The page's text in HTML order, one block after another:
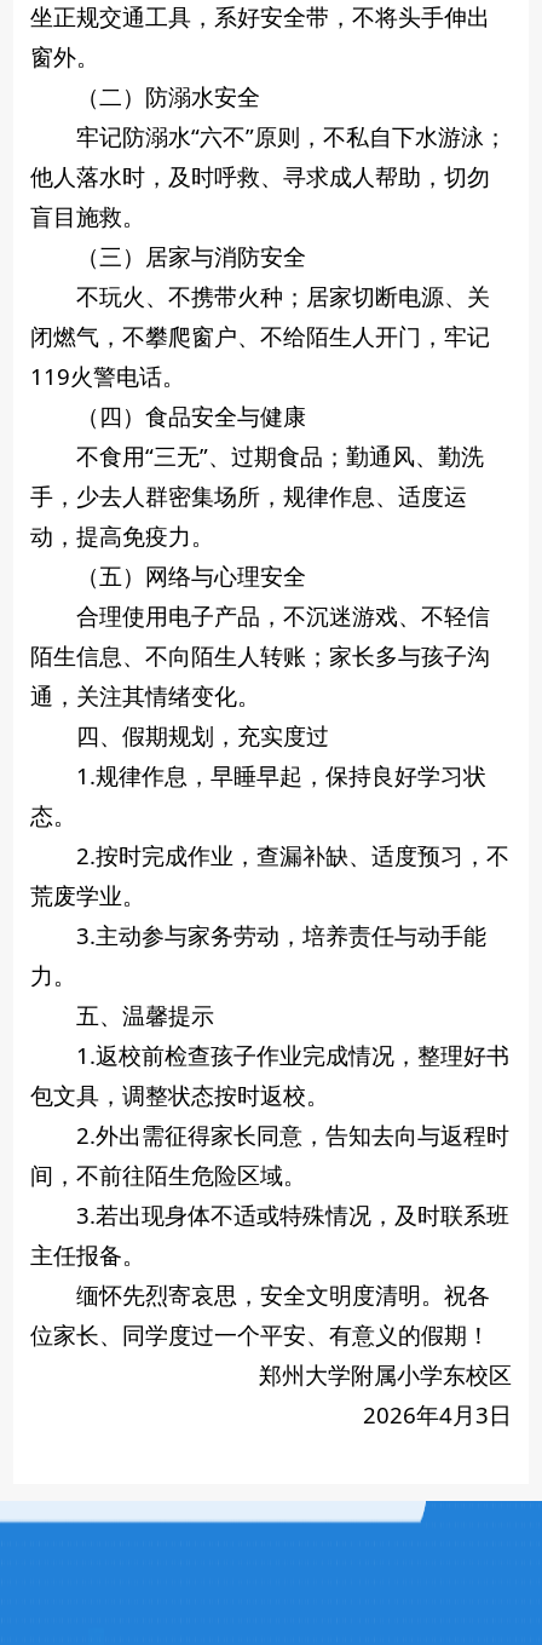
坐正规交通工具，系好安全带，不将头手伸出
窗外。
（二）防溺水安全
牢记防溺水“六不”原则，不私自下水游泳；
他人落水时，及时呼救、寻求成人帮助，切勿
盲目施救。
（三）居家与消防安全
不玩火、不携带火种；居家切断电源、关
闭燃气，不攀爬窗户、不给陌生人开门，牢记
119火警电话。
（四）食品安全与健康
不食用“三无”、过期食品；勤通风、勤洗
手，少去人群密集场所，规律作息、适度运
动，提高免疫力。
（五）网络与心理安全
合理使用电子产品，不沉迷游戏、不轻信
陌生信息、不向陌生人转账；家长多与孩子沟
通，关注其情绪变化。
四、假期规划，充实度过
1.规律作息，早睡早起，保持良好学习状
态。
2.按时完成作业，查漏补缺、适度预习，不
荒废学业。
3.主动参与家务劳动，培养责任与动手能
力。
五、温馨提示
1.返校前检查孩子作业完成情况，整理好书
包文具，调整状态按时返校。
2.外出需征得家长同意，告知去向与返程时
间，不前往陌生危险区域。
3.若出现身体不适或特殊情况，及时联系班
主任报备。
缅怀先烈寄哀思，安全文明度清明。祝各
位家长、同学度过一个平安、有意义的假期！
郑州大学附属小学东校区
2026年4月3日